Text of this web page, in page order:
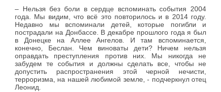
– Нельзя без боли в сердце вспоминать события 2004
года. Мы видим, что всё это повторилось и в 2014 году.
Недавно мы вспоминали детей, которые погибли и
пострадали на Донбассе. В декабре прошлого года я был
в Донецке на Аллее Ангелов. И там вспоминается,
конечно, Беслан. Чем виноваты дети? Ничем нельзя
оправдать преступления против них. Мы никогда не
забудем те события и должны сделать все, чтобы не
допустить распространения этой черной нечисти,
терроризма, на нашей любимой земле, - подчеркнул отец
Леонид.